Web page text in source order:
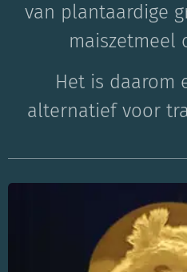
van plantaardige
maiszetmeel
Het is daarom
alternatief voor